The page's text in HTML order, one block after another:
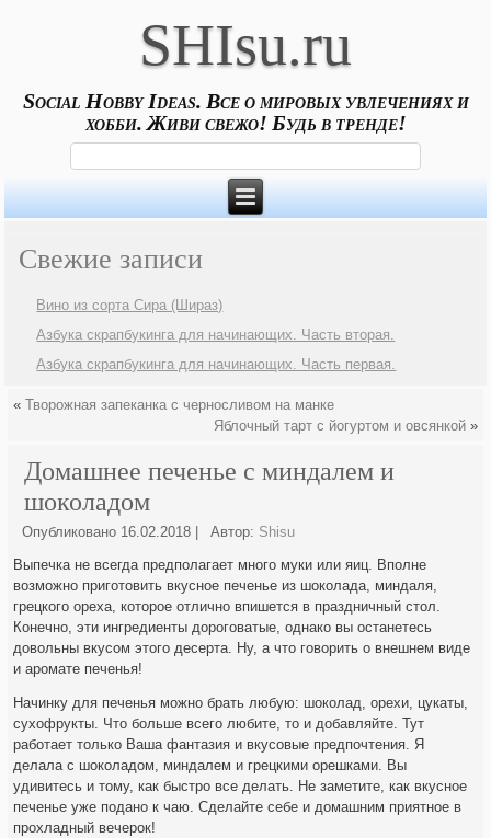
SHIsu.ru
Social Hobby Ideas. Все о мировых увлечениях и
хобби. Живи свежо! Будь в тренде!
Свежие записи
Вино из сорта Сира (Шираз)
Азбука скрапбукинга для начинающих. Часть вторая.
Азбука скрапбукинга для начинающих. Часть первая.
«Творожная запеканка с черносливом на манке
Яблочный тарт с йогуртом и овсянкой»
Домашнее печенье с миндалем и
шоколадом
Опубликовано 16.02.2018 Автор: Shisu
Выпечка не всегда предполагает много муки или яиц. Вполне
возможно приготовить вкусное печенье из шоколада, миндаля,
грецкого ореха, которое отлично впишется в праздничный стол.
Конечно, эти ингредиенты дороговатые, однако вы останетесь
довольны вкусом этого десерта. Ну,а что говорить о внешнем виде
и аромате печенья!
Начинку для печенья можно брать любую: шоколад, орехи, цукаты,
сухофрукты. Что больше всего любите, то и добавляйте. Тут
работает только Ваша фантазия и вкусовые предпочтения. Я
делала с шоколадом, миндалем и грецкими орешками. Вы
удивитесь и тому, как быстро все делать. Не заметите, как вкусное
печенье уже подано к чаю. Сделайте себе и домашним приятное в
прохладный вечерок!